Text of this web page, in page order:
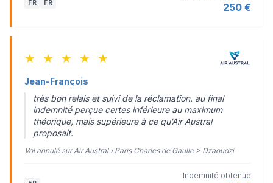
FR FR 250 €
★ ★ ★ ★ ★
Jean-François
très bon relais et suivi de la réclamation. au final
indemnité perçue certes inférieure au maximum
théorique, mais supérieure à ce qu'Air Austral
proposait.
Vol annulé sur Air Austral › Paris Charles de Gaulle > Dzaoudzi
Indemnité obtenue